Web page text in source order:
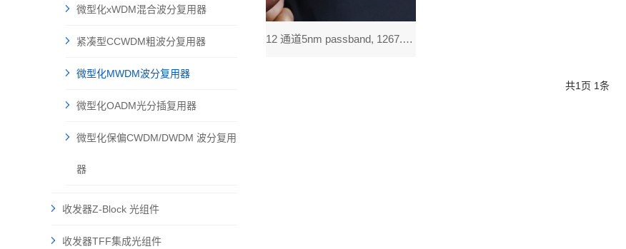
微型化xWDM混合波分复用器
紧凑型CCWDM粗波分复用器
微型化MWDM波分复用器
微型化OADM光分插复用器
微型化保偏CWDM/DWDM 波分复用
器
收发器Z-Block 光组件
收发器TFF集成光组件
12 通道5nm passband, 1267.5-1374.5nm, 典型插损
共1 页 1条